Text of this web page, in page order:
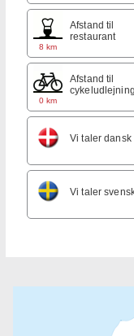
8 km
Afstand til
restaurant
0 km
Afstand til
cykeludlejning
Vi taler dansk
Vi taler